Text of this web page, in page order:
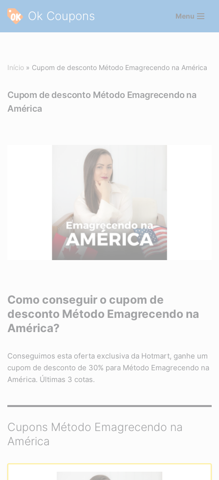
Pular
Ok Coupons Menu
Início » Cupom de desconto Método Emagrecendo na América
Cupom de desconto Método Emagrecendo na
América
Como conseguir o cupom de
desconto Método Emagrecendo na
América?
Conseguimos esta oferta exclusiva da Hotmart, ganhe um
cupom de desconto de 30% para Método Emagrecendo na
América. Últimas 3 cotas.
Cupons Método Emagrecendo na
América